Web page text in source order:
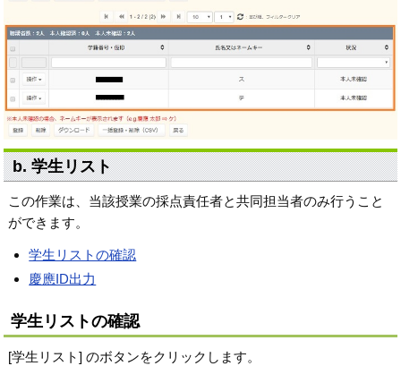
b. 学生リスト
この作業は、当該授業の採点責任者と共同担当者のみ行うこと
ができます。
学生リストの確認
慶應ID出力
学生リストの確認
[学生リスト] のボタンをクリックします。